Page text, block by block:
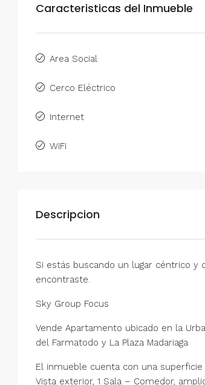
Caracteristicas del Inmueble
Area Social
Cerco Eléctrico
Internet
WiFi
Descripcion
Si estás buscando un lugar céntrico y
encontraste.
Sky Group Focus
Vende Apartamento ubicado en la
del Farmatodo y La Plaza Madariaga
El inmueble cuenta con una
Vista exterior, 1 Sala – Comedor,